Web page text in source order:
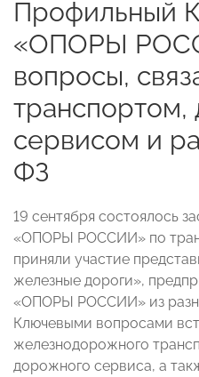
Профильный
«ОПОРЫ
вопросы,
сервисом и
ФЗ
19 сентября состоялось
«ОПОРЫ РОССИИ» по
приняли участие
железные дороги»,
«ОПОРЫ РОССИИ» из
Ключевыми вопросами
железнодорожного
дорожного сервиса, а